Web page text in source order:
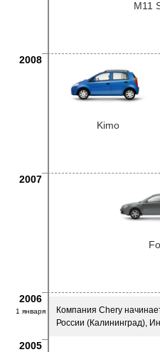
M11
2008
Kimo
2007
2006
1 января
Компания Chery
России (Калининград),
2005